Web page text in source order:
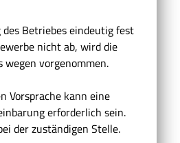
Betriebes eindeutig fest
nicht ab, wird die
vorgenommen.
Vorsprache kann eine
erforderlich sein.
der zuständigen Stelle.